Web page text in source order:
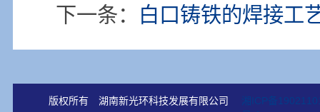
下一条：
白口铸铁的焊接工
湘ICP备
版权所有 湖南新光环科技发展有限公司